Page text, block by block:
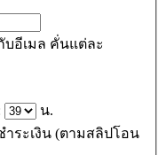
บอีเมล คั่นแต่ละ
น.
ระเงิน (ตามสลิปโอน